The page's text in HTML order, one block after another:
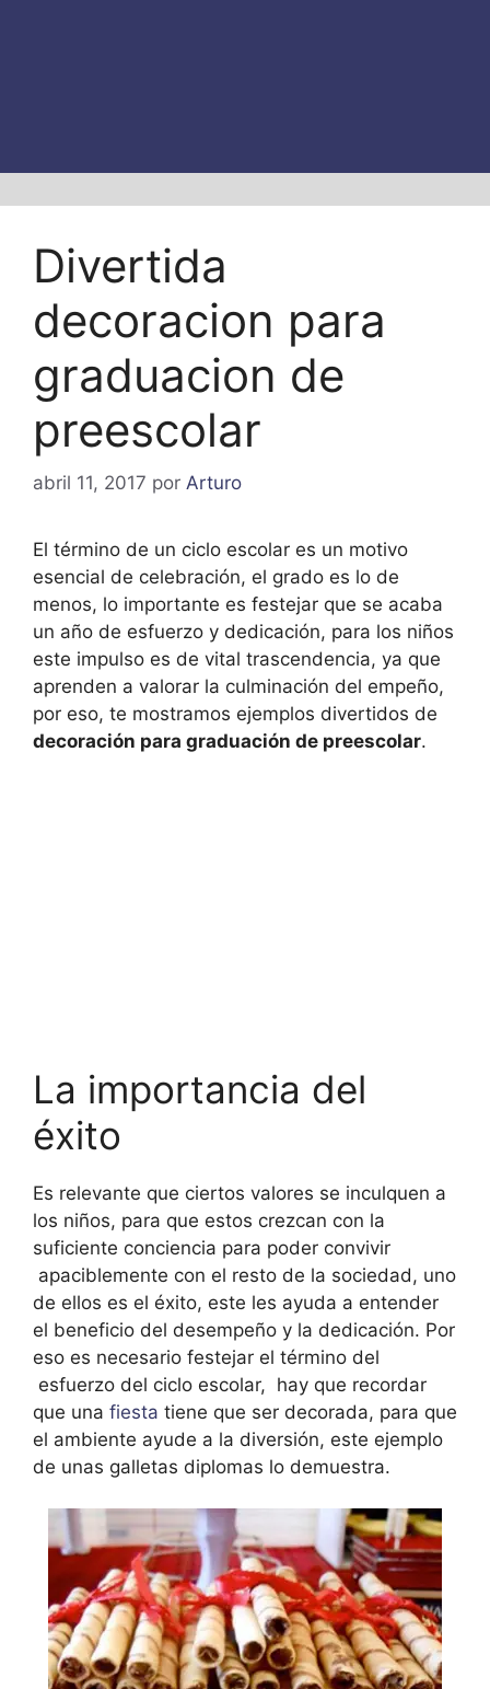
Divertida
decoracion para
graduacion de
preescolar
abril 11, 2017 por Arturo
El término de un ciclo escolar es un motivo
esencial de celebración, el grado es lo de
menos, lo importante es festejar que se acaba
un año de esfuerzo y dedicación, para los niños
este impulso es de vital trascendencia, ya que
aprenden a valorar la culminación del empeño,
por eso, te mostramos ejemplos divertidos de
decoración para graduación de preescolar.
La importancia del
éxito
Es relevante que ciertos valores se inculquen a
los niños, para que estos crezcan con la
suficiente conciencia para poder convivir
apaciblemente con el resto de la sociedad, uno
de ellos es el éxito, este les ayuda a entender
el beneficio del desempeño y la dedicación. Por
eso es necesario festejar el término del
esfuerzo del ciclo escolar, hay que recordar
que una fiesta tiene que ser decorada, para que
el ambiente ayude a la diversión, este ejemplo
de unas galletas diplomas lo demuestra.